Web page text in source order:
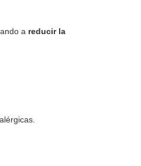
a reducir la